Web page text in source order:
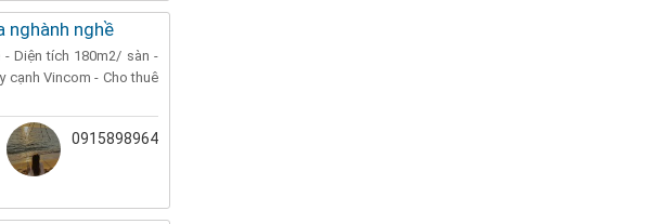
nghành nghề
Diện tích 180m2/ sàn -
cạnh Vincom - Cho thuê
0915898964